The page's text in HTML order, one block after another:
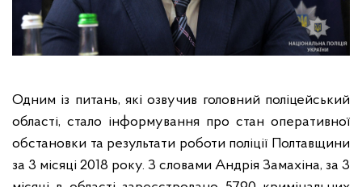
Одним із питань, які озвучив головний поліцейський
області, стало інформування про стан оперативної
обстановки та результати роботи поліції Полтавщини
за 3 місяці 2018 року. З словами Андрія Замахіна, за 3